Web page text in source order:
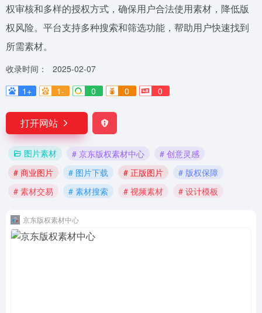
权审核和多样的授权方式，确保用户合法使用素材，降低版
权风险。平台支持多种搜索和筛选功能，帮助用户快速找到
所需素材。
收录时间：
2025-02-07
1+
1- 0 0 0
打开网站
图片素材 # 京东版权素材中心
# 创意灵感
# 商业图片
# 图片下载 # 正版图片
# 版权保障
# 素材交易
# 素材搜索 # 视频素材 # 设计模板
京东版权素材中心